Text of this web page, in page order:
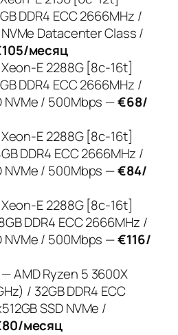
DDR4 ECC 2666MHz /
NVMe Datacenter Class /
месяц
E 2288G [8c-16t]
DDR4 ECC 2666MHz /
NVMe / 500Mbps —€68/
E 2288G [8c-16t]
DDR4 ECC 2666MHz /
NVMe / 500Mbps —€84/
E 2288G [8c-16t]
DDR4 ECC 2666MHz /
NVMe / 500Mbps —€116/
— AMD Ryzen 5 3600X
/ 32GB DDR4 ECC
SSD NVMe /
месяц